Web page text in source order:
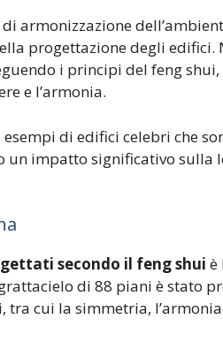
armonizzazione
progettazione degli
i principi del feng shui,
e l’armonia.
di edifici celebri che
un impatto significativo sulla
secondo il feng shui è
di 88 piani è stato
cui la simmetria,